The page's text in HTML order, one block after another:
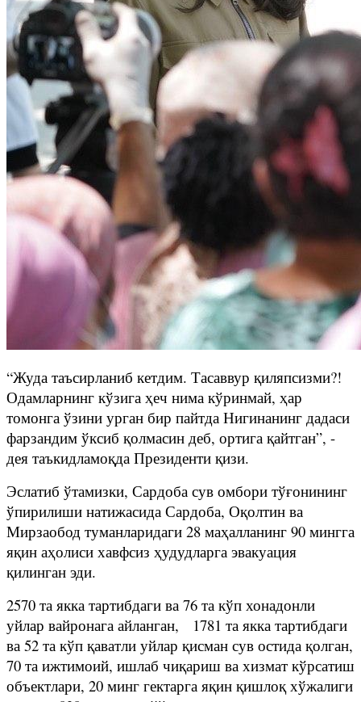
“Жуда таъсирланиб кетдим. Тасаввур қиляпсизми?!
Одамларнинг кўзига ҳеч нима кўринмай, ҳар
томонга ўзини урган бир пайтда Нигинанинг дадаси
фарзандим ўксиб қолмасин деб, ортига қайтган”, -
дея таъкидламоқда Президенти қизи.
Эслатиб ўтамизки, Сардоба сув омбори тўғонининг
ўпирилиши натижасида Сардоба, Оқолтин ва
Мирзаобод туманларидаги 28 маҳалланинг 90 мингга
яқин аҳолиси хавфсиз ҳудудларга эвакуация
қилинган эди.
2570 та якка тартибдаги ва 76 та кўп хонадонли
уйлар вайронага айланган, 1781 та якка тартибдаги
ва 52 та кўп қаватли уйлар қисман сув остида қолган,
70 та ижтимоий, ишлаб чиқариш ва хизмат кўрсатиш
объектлари, 20 минг гектарга яқин қишлоқ хўжалиги